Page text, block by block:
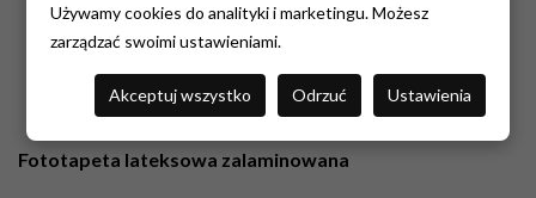
KUPUJĘ
Fototapeta lateksowa zalaminowana
Używamy cookies do analityki i marketingu. Możesz
zarządzać swoimi ustawieniami.
Akceptuj wszystko Odrzuć Ustawienia